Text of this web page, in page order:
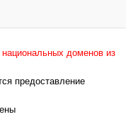
доменов из
предоставление